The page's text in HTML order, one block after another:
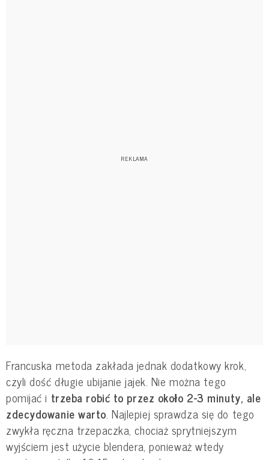
Francuska metoda zakłada jednak dodatkowy krok,
czyli dość długie ubijanie jajek. Nie można tego
pomijać i trzeba robić to przez około 2-3 minuty, ale
zdecydowanie warto. Najlepiej sprawdza się do tego
zwykła ręczna trzepaczka, chociaż sprytniejszym
wyjściem jest użycie blendera, ponieważ wtedy